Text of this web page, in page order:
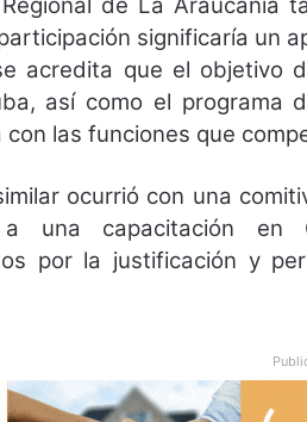
significaría un
acredita que el objetivo
así como el programa
las funciones que
ocurrió con una
una capacitación en
por la justificación y